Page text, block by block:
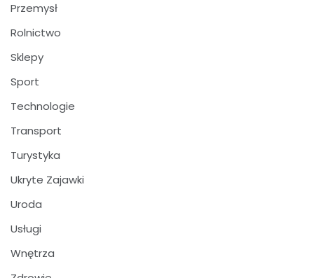
Przemysł
Rolnictwo
Sklepy
Sport
Technologie
Transport
Turystyka
Ukryte Zajawki
Uroda
Usługi
Wnętrza